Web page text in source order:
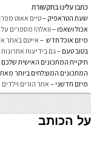
כתבו עלינו בתקשורת
שעת הטראפיק –טיים אאוט
אכול ושאפו –וואלה! מספרים
מיזם אוכל חדש – אייטם באתר
בטוב טעם –גם בידיעות
תיקיית המתכונים האישית שלכם
המתכונים המוצלחים ביותר
מיזם חדשני – אתר הורים וילדים
על הכותב